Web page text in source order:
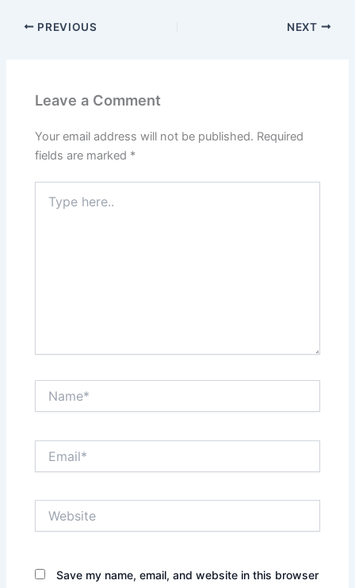
PREVIOUS NEXT
Leave a Comment
Your email address will not be published. Required
fields are marked *
here..
Save my name, email, and website in this browser